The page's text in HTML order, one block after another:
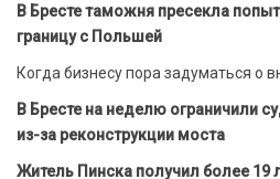
В Бресте таможня пресекла
границу с Польшей
Когда бизнесу пора задуматься о
В Бресте на неделю ограничили
из-за реконструкции моста
Житель Пинска получил более 19